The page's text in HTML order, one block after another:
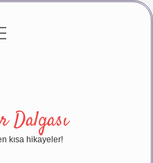
Dalgası
kısa hikayeler!